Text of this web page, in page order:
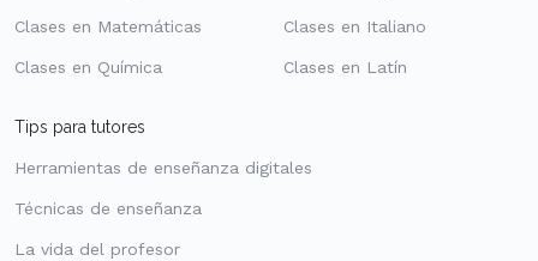
Clases en Matemáticas
Clases en Química
Clases en Italiano
Clases en Latín
Tips para tutores
Herramientas de enseñanza digitales
Técnicas de enseñanza
La vida del profesor